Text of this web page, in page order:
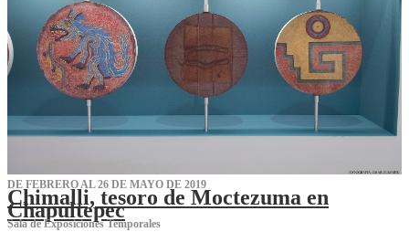
DE FEBRERO AL 26 DE MAYO DE 2019
Chimalli, tesoro de Moctezuma en
Chapultepec
Sala de Exposiciones Temporales